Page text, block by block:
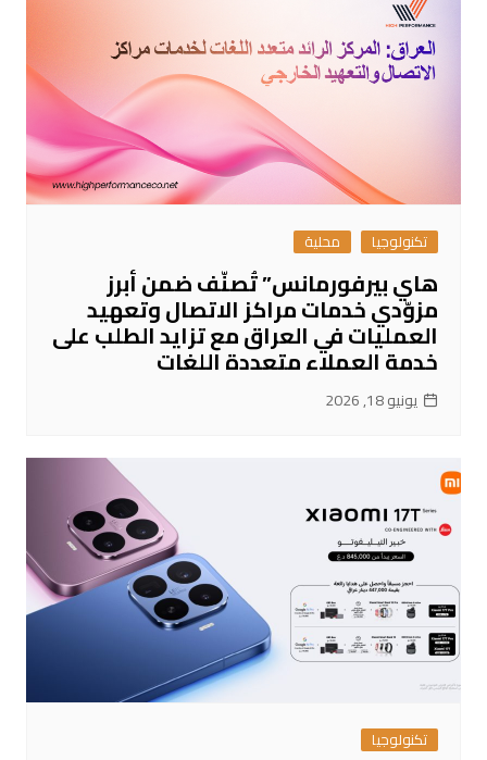
تكنولوجيا محلية
هاي بيرفورمانس” تُصنّف ضمن أبرز
مزوّدي خدمات مراكز الاتصال وتعهيد
العمليات في العراق مع تزايد الطلب على
خدمة العملاء متعددة اللغات
يونيو 18, 2026
تكنولوجيا